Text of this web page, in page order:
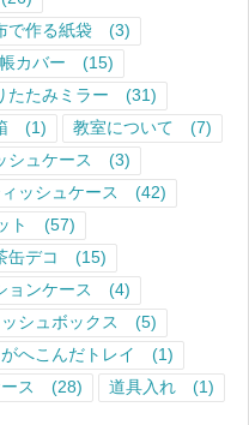
で作る紙袋
(3)
カバー
(15)
たたみミラー
(31)
(1) 教室について
(7)
シュケース
(3)
ッシュケース
(42)
ト
(57)
缶デコ
(15)
ョンケース
(4)
シュボックス
(5)
へこんだトレイ
(1)
ス (28) 道具入れ
(1)